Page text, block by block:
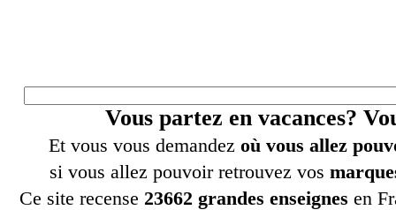
Vous partez en vacances?
Et vous vous demandez où vous allez
si vous allez pouvoir retrouvez vos
Ce site recense 23662 grandes enseignes en